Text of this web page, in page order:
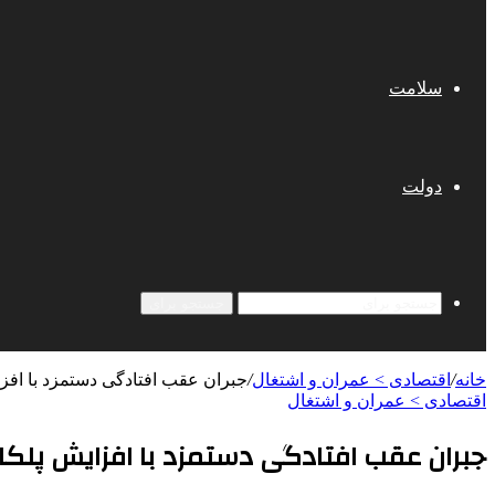
سلامت
دولت
خانه/ اقتصادی > عمران و اشتغال/جبران عقب افتادگی دستمزد با
اقتصادی > عمران و اشتغال
جبران عقب افتادگی دستمزد با افزایش